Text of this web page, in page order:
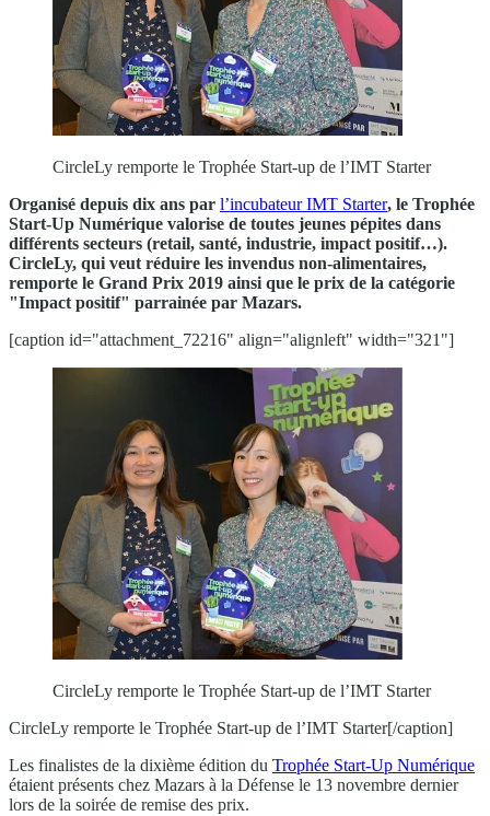
CircleLy remporte le Trophée Start-up de l’IMT Starter
Organisé depuis dix ans par l’incubateur IMT Starter, le Trophée
Start-Up Numérique valorise de toutes jeunes pépites dans
différents secteurs (retail, santé, industrie, impact positif…).
CircleLy, qui veut réduire les invendus non-alimentaires,
remporte le Grand Prix 2019 ainsi que le prix de la catégorie
"Impact positif" parrainée par Mazars.
[caption id="attachment_72216" align="alignleft" width="321"]
CircleLy remporte le Trophée Start-up de l’IMT Starter
CircleLy remporte le Trophée Start-up de l’IMT Starter[/caption]
Les finalistes de la dixième édition du Trophée Start-Up Numérique
étaient présents chez Mazars à la Défense le 13 novembre dernier
lors de la soirée de remise des prix.